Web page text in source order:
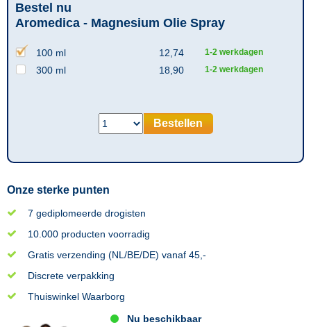
Bestel nu
Aromedica - Magnesium Olie Spray
100 ml 12,74 1-2 werkdagen
300 ml 18,90 1-2 werkdagen
Bestellen
Onze sterke punten
7 gediplomeerde drogisten
10.000 producten voorradig
Gratis verzending (NL/BE/DE) vanaf 45,-
Discrete verpakking
Thuiswinkel Waarborg
Nu beschikbaar